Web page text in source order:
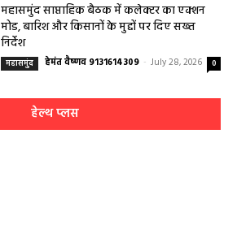
महासमुंद साप्ताहिक बैठक में कलेक्टर का एक्शन
मोड, बारिश और किसानों के मुद्दों पर दिए सख्त
निर्देश
महासमुंद हेमंत वैष्णव 9131614309 - July 28, 2026 0
हेल्थ प्लस